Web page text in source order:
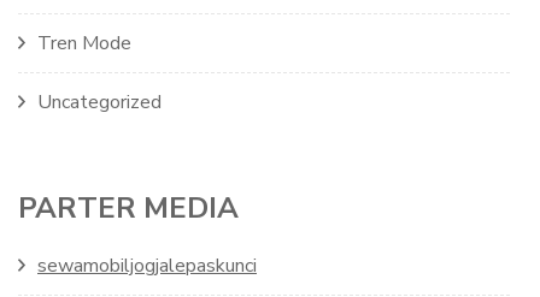
Tren Mode
Uncategorized
PARTER MEDIA
sewamobiljogjalepaskunci